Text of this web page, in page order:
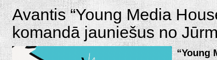
Avantis “Young Media
komandā jauniešus no
“Young